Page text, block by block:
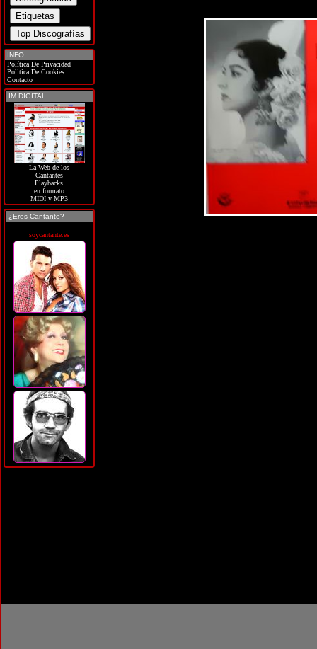
INFO
Política De Privacidad
Política De Cookies
Contacto
IM DIGITAL
La Web de los
Cantantes
Playbacks
en formato
MIDI y MP3
¿Eres Cantante?
soycantante.es